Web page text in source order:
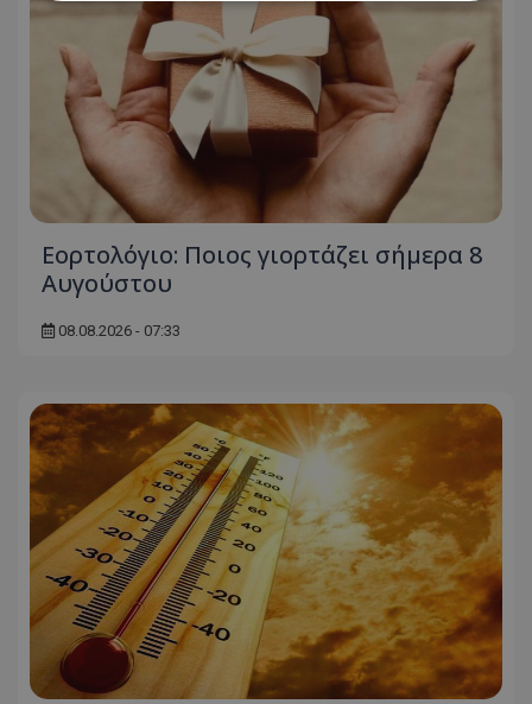
Εορτολόγιο: Ποιος γιορτάζει σήμερα 8
Αυγούστου
08.08.2026 - 07:33
Απολύτως απαραίτητα
Απόδοσης
Στόχευσης
Λειτουργικότητας
Μη ταξινομημένα
Τα απολύτως απαραίτητα cookies επιτρέπουν
βασικές λειτουργίες του ιστότοπου, όπως τη
σύνδεση χρήστη και τη διαχείριση λογαριασμού.
Ο ιστότοπος δεν μπορεί να χρησιμοποιηθεί σωστά
Ονοματεπώνυμο
Προμηθευτής
Πεδίο
ASP.NET_SessionId
Microsoft Corporation